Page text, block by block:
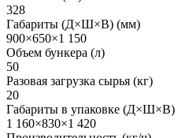
328
Габариты (Д×Ш×В) (мм)
900×650×1 150
Объем бункера (л)
50
Разовая загрузка сырья (кг)
20
Габариты в упаковке
1 160×830×1 420